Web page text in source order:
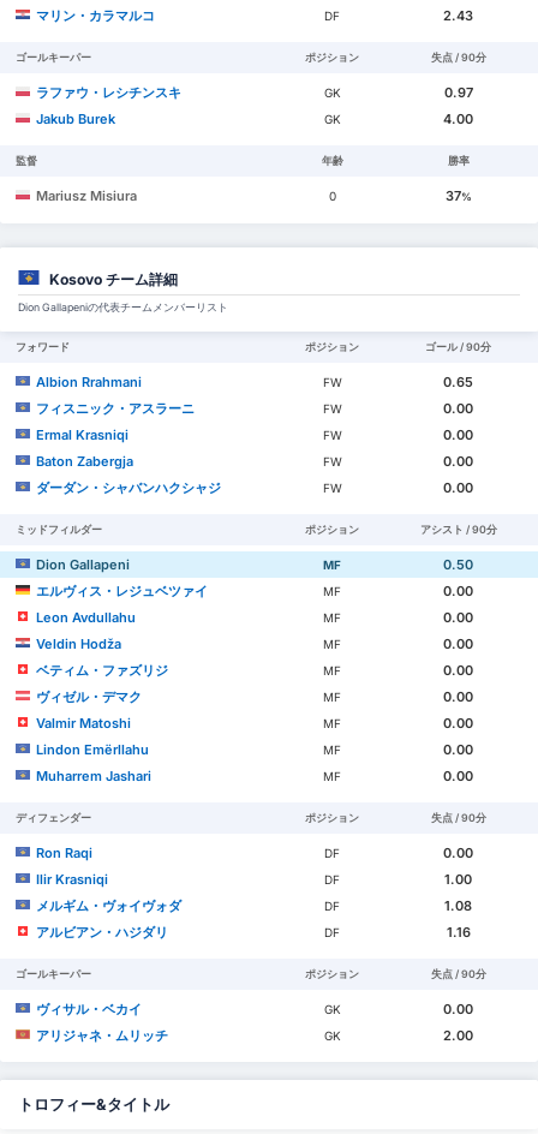
マリン・カラマルコ
DF 2.43
ゴールキーパー ポジション 失点 / 90分
ラファウ・レシチンスキ GK
0.97
Jakub Burek
GK 4.00
監督 年齢 勝率
Mariusz Misiura 0 37%
Kosovo チーム詳細
Dion Gallapeniの代表チームメンバーリスト
フォワード ポジション ゴール / 90分
Albion Rrahmani FW
0.65
フィスニック・アスラーニ
FW
0.00
Ermal Krasniqi
FW
0.00
Baton Zabergja
FW
0.00
ダーダン・シャバンハクシャジ
FW 0.00
ミッドフィルダー ポジション アシスト / 90分
Dion Gallapeni MF
0.50
エルヴィス・レジュベツァイ
MF
0.00
Leon Avdullahu
MF
0.00
Veldin Hodža
MF
0.00
ベティム・ファズリジ
MF
0.00
ヴィゼル・デマク
MF
0.00
Valmir Matoshi
MF
0.00
Lindon Emërllahu
MF
0.00
Muharrem Jashari
MF 0.00
ディフェンダー ポジション 失点 / 90分
Ron Raqi DF
0.00
Ilir Krasniqi
DF
1.00
メルギム・ヴォイヴォダ
DF
1.08
アルビアン・ハジダリ
DF 1.16
ゴールキーパー ポジション 失点 / 90分
ヴィサル・ベカイ GK
0.00
アリジャネ・ムリッチ
GK 2.00
トロフィー&タイトル